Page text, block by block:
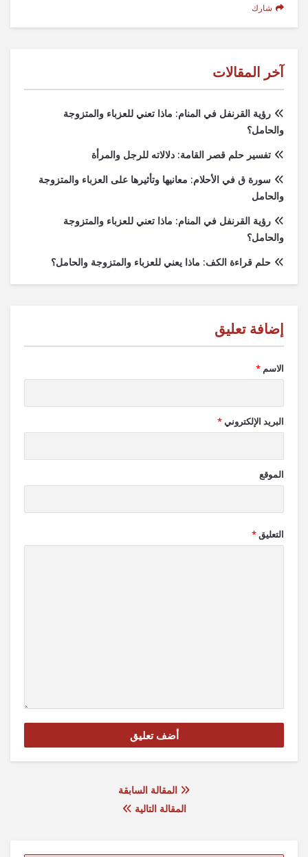
شارك
آخر المقالات
رؤية القرنفل في المنام: ماذا تعني للعزباء والمتزوجة
والحامل؟
تفسير حلم قصر القامة: دلالاته للرجل والمرأة
سورة ق في الأحلام: معانيها وتأثيرها على العزباء والمتزوجة
والحامل
رؤية القرنفل في المنام: ماذا تعني للعزباء والمتزوجة
والحامل؟
حلم قراءة الكف: ماذا يعني للعزباء والمتزوجة والحامل؟
الاسم *
البريد الإلكتروني*
الموقع
التعليق*
المقالة السابقة
المقالة التالية